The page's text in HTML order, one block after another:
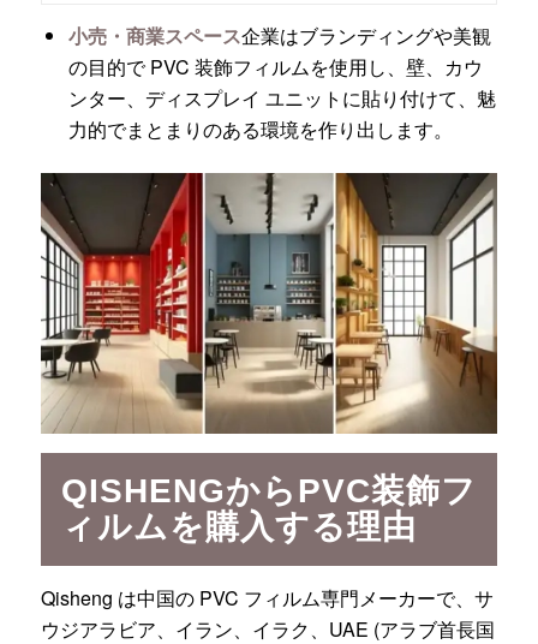
小売・商業スペース企業はブランディングや美観
の目的で PVC 装飾フィルムを使用し、壁、カウ
ンター、ディスプレイ ユニットに貼り付けて、魅
力的でまとまりのある環境を作り出します。
QISHENGからPVC装飾フ
ィルムを購入する理由
Qisheng は中国の PVC フィルム専門メーカーで、サ
ウジアラビア、イラン、イラク、UAE (アラブ首長国